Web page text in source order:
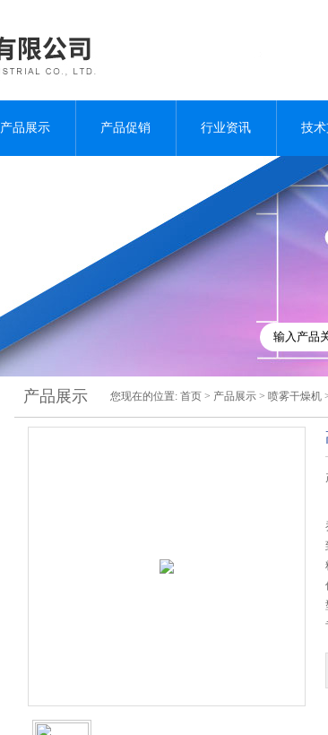
产品展示 产品促销 行业资讯 技
产品展示 您现在的位置: 首页 > 产品展示 > 喷雾干燥机